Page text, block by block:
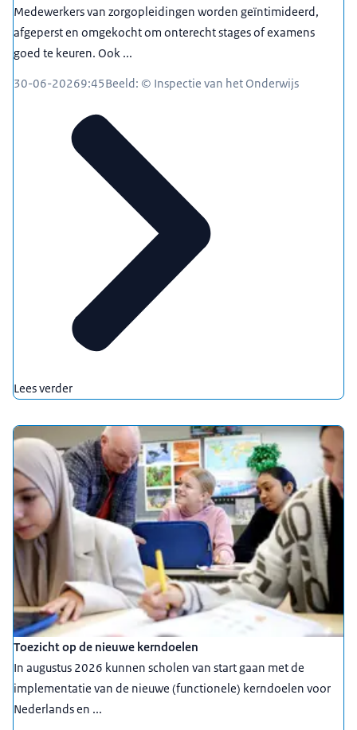
Medewerkers van zorgopleidingen worden geïntimideerd,
afgeperst en omgekocht om onterecht stages of examens
goed te keuren. Ook ...
30-06-20269:45Beeld: © Inspectie van het Onderwijs
Lees verder
Toezicht op de nieuwe kerndoelen
In augustus 2026 kunnen scholen van start gaan met de
implementatie van de nieuwe (functionele) kerndoelen voor
Nederlands en ...